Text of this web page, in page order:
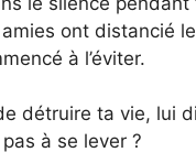
ont distancié
à l’éviter.
détruire ta vie, lui
à se lever ?